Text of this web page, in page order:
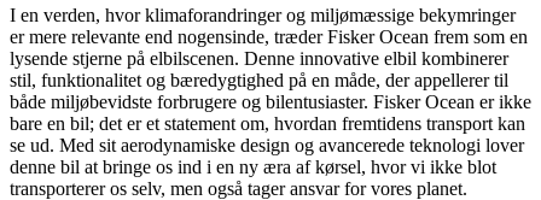
I en verden, hvor klimaforandringer og miljømæssige bekymringer
er mere relevante end nogensinde, træder Fisker Ocean frem som en
lysende stjerne på elbilscenen. Denne innovative elbil kombinerer
stil, funktionalitet og bæredygtighed på en måde, der appellerer til
både miljøbevidste forbrugere og bilentusiaster. Fisker Ocean er ikke
bare en bil; det er et statement om, hvordan fremtidens transport kan
se ud. Med sit aerodynamiske design og avancerede teknologi lover
denne bil at bringe os ind i en ny æra af kørsel, hvor vi ikke blot
transporterer os selv, men også tager ansvar for vores planet.